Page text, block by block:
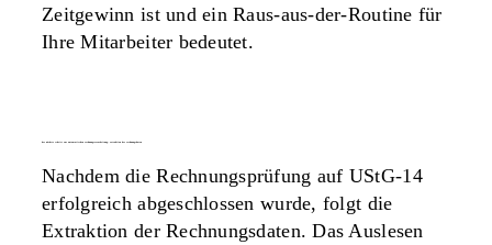
Zeitgewinn ist und ein Raus-aus-der-Routine für
Ihre Mitarbeiter bedeutet.
Nachdem die Rechnungsprüfung auf UStG-14
erfolgreich abgeschlossen wurde, folgt die
Extraktion der Rechnungsdaten. Das Auslesen